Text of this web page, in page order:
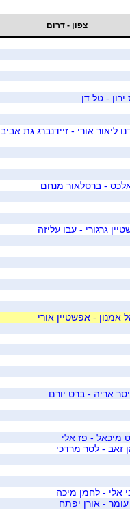
צפון - דרום
ירון - טל דן
ליאור אורי - זיידנברג גת אביב
- ברסלאור מנחם
גרגורי - עבו עליזה
אמנון - אפשטיין אורי
אריה - ברט יורם
מיכאל - פז אלי
זאב - לסר מרדכי
אלי - לחמן מיכה
- אורן יפתח